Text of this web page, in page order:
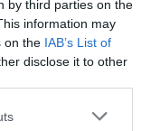
by third parties on the
information may
on the IAB’s List of
disclose it to other
font preferida de
notícies d'actualitat